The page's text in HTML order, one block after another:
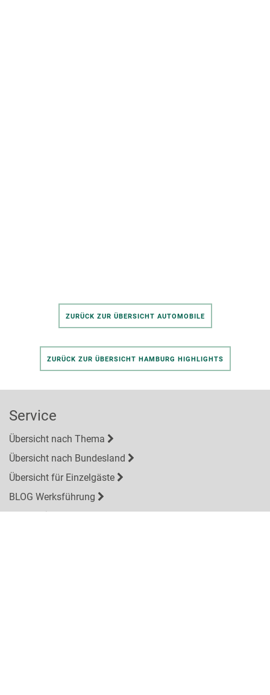
ZURÜCK ZUR ÜBERSICHT AUTOMOBILE
ZURÜCK ZUR ÜBERSICHT HAMBURG HIGHLIGHTS
Service
Übersicht nach Thema
Übersicht nach Bundesland
Übersicht für Einzelgäste
BLOG Werksführung